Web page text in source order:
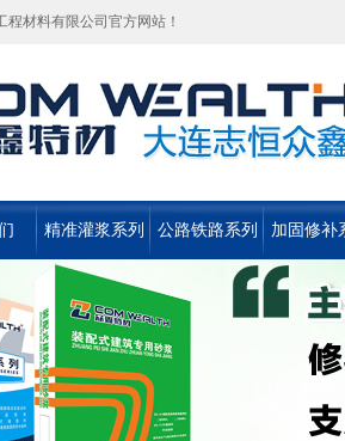
材料有限公司官方网站！
精准灌浆系列 公路铁路系列 加固修补